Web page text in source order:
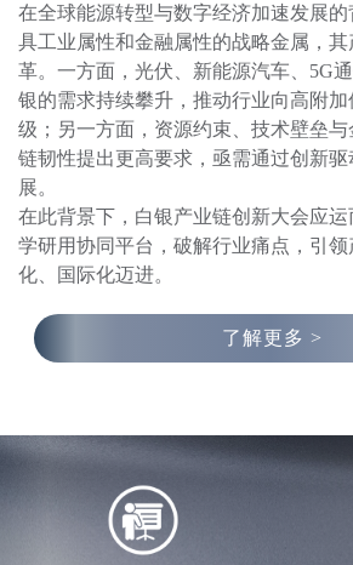
在全球能源转型与数字经济加速发展
具工业属性和金融属性的战略金属，
革。一方面，光伏、新能源汽车、5G
银的需求持续攀升，推动行业向高附
级；另一方面，资源约束、技术壁垒
链韧性提出更高要求，亟需通过创新
展。
在此背景下，白银产业链创新大会应
学研用协同平台，破解行业痛点，引
化、国际化迈进。
了解更多 >